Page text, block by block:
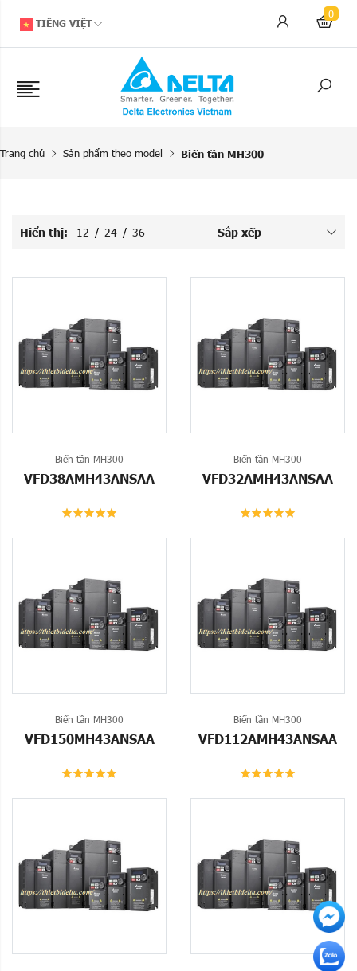
TIẾNG VIỆT
0
Trang chủ Sản phẩm theo model Biến tần MH300
Hiển thị: 12 / 24 / 36 Sắp xếp
Biến tần MH300
VFD38AMH43ANSAA
Biến tần MH300
VFD32AMH43ANSAA
Biến tần MH300
VFD150MH43ANSAA
Biến tần MH300
VFD112AMH43ANSAA